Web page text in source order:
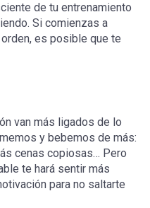
de tu entrenamiento
Si comienzas a
es posible que te
van más ligados de lo
y bebemos de más:
cenas copiosas… Pero
te hará sentir más
para no saltarte